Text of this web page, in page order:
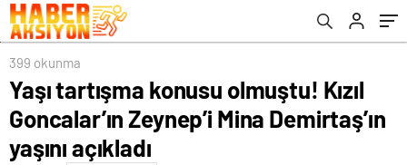
açıkladı
399 okunma
Yaşı tartışma konusu olmuştu! Kızıl
Goncalar’ın Zeynep’i Mina Demirtaş’ın
yaşını açıkladı